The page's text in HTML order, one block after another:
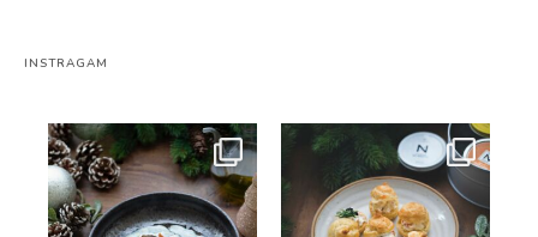
INSTRAGAM